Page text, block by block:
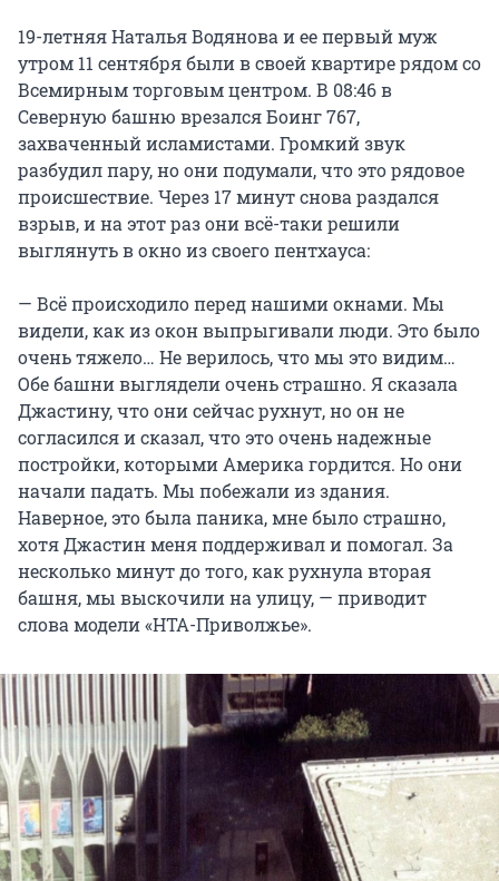
19-летняя Наталья Водянова и ее первый муж
утром 11 сентября были в своей квартире рядом со
Всемирным торговым центром. В 08:46 в
Северную башню врезался Боинг 767,
захваченный исламистами. Громкий звук
разбудил пару, но они подумали, что это рядовое
происшествие. Через 17 минут снова раздался
взрыв, и на этот раз они всё-таки решили
выглянуть в окно из своего пентхауса:
— Всё происходило перед нашими окнами. Мы
видели, как из окон выпрыгивали люди. Это было
очень тяжело… Не верилось, что мы это видим…
Обе башни выглядели очень страшно. Я сказала
Джастину, что они сейчас рухнут, но он не
согласился и сказал, что это очень надежные
постройки, которыми Америка гордится. Но они
начали падать. Мы побежали из здания.
Наверное, это была паника, мне было страшно,
хотя Джастин меня поддерживал и помогал. За
несколько минут до того, как рухнула вторая
башня, мы выскочили на улицу, — приводит
слова модели «НТА-Приволжье».